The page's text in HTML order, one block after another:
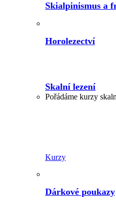
Skialpinismus a
Horolezectví
Skalní lezení
Pořádáme kurzy
Kurzy
Dárkové poukazy